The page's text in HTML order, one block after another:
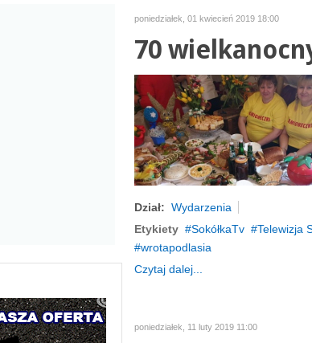
poniedziałek, 01 kwiecień 2019 18:00
70
Dział: Wydarzenia
Etykiety
SokółkaTv Telewizja
wrotapodlasia
Czytaj dalej...
poniedziałek, 11 luty 2019 11:00